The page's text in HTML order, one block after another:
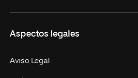
Doctorados
Experto Universitario
Facultades
Nuestro Equipo
Aspectos legales
Aviso Legal